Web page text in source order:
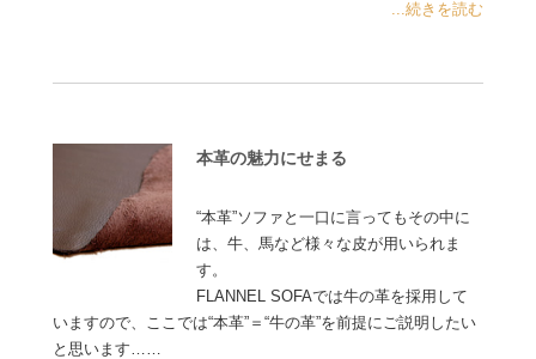
...続きを読む
本革の魅力にせまる
“本革”ソファと一口に言ってもその中に
は、牛、馬など様々な皮が用いられま
す。
FLANNEL SOFAでは牛の革を採用して
いますので、ここでは“本革”＝“牛の革”を前提にご説明したい
と思います……